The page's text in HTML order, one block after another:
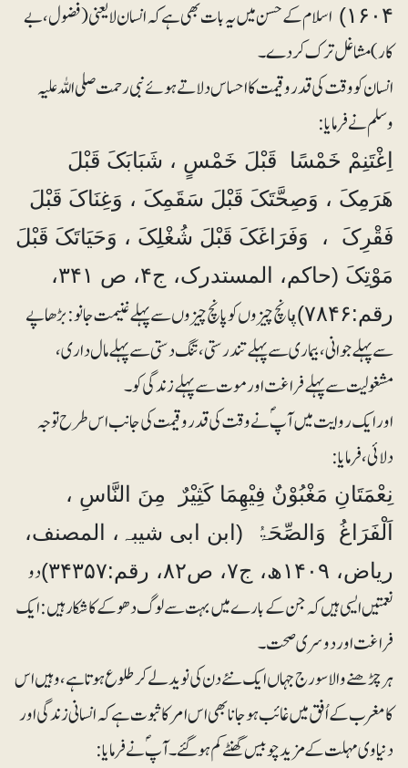
۱۶۰۴)
اسلام کے حسن میں یہ بات بھی ہے کہ انسان لایعنی (فضول، بے
کار)مشاغل ترک کردے۔
انسان کو وقت کی قدر و قیمت کا احساس دلاتے ہوئے نبی رحمت صلی اللہ علیہ
وسلم نے فرمایا:
اِغْتَنِمْ خَمْسًا قَبْلَ خَمْسٍ ، شَبَابَکَ قَبْلَ
ھَرَمِکَ ، وَصِحَّتَکَ قَبْلَ سَقَمِکَ ، وَغِنَاکَ قَبْلَ
فَقْرِکَ ، وَفَرَاغَکَ قَبْلَ شُغْلِکَ ، وَحَیَاتَکَ قَبْلَ
مَوْتِکَ (حاکم، المستدرک، ج۴، ص ۳۴۱،
رقم:۷۸۴۶)پ
انچ چیزوں کو پانچ چیزوں سے پہلے غنیمت جانو: بڑھاپے
سے پہلے جوانی، بیماری سے پہلے تندرستی، تنگ دستی سے پہلے مال داری،
مشغولیت سے پہلے فراغت اور موت سے پہلے زندگی کو۔
اور ایک روایت میں آپؐ نے وقت کی قدروقیمت کی جانب اس طرح توجہ
دلائی، فرمایا:
نِعْمَتَانِ مَغْبُوْنٌ فِیْھِمَا کَثِیْرٌ مِنَ النَّاسِ ،
اَلْفَرَاغُ وَالصِّحَۃُ (ابن ابی شیبہ، المصنف،
ریاض، ۱۴۰۹ھ، ج۷، ص۸۲، رقم:۳۴۳۵۷)
دو
نعمتیں ایسی ہیں کہ جن کے بارے میں بہت سے لوگ دھوکے کا شکار ہیں: ایک
فراغت اور دوسری صحت۔
ہر چڑھنے والا سورج جہاں ایک نئے دن کی نوید لے کر طلوع ہوتا ہے، وہیں اس
کا مغرب کے اُفق میں غائب ہو جانا بھی اس امر کا ثبوت ہے کہ انسانی زندگی اور
دنیاوی مہلت کے مزید چوبیس گھنٹے کم ہوگئے۔ آپؐ نے فرمایا: